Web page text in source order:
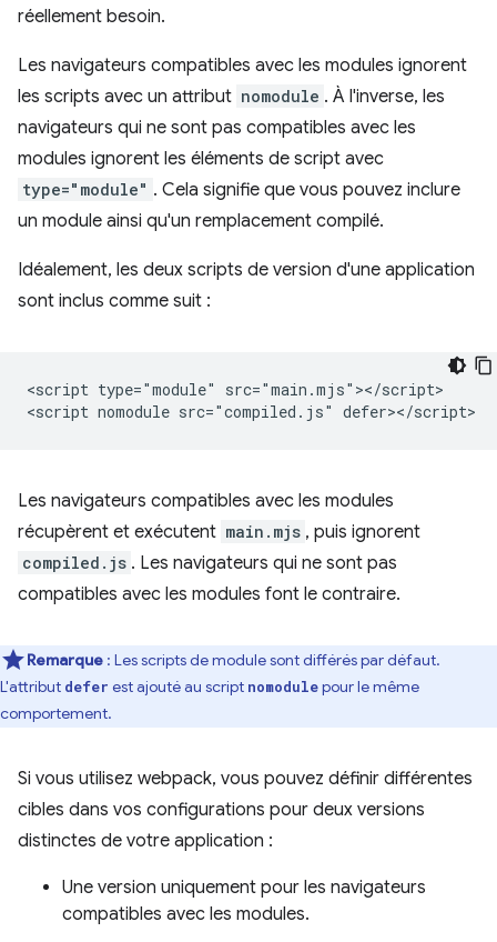
réellement besoin.
Les navigateurs compatibles avec les modules ignorent
les scripts avec un attribut nomodule . À l'inverse, les
navigateurs qui ne sont pas compatibles avec les
modules ignorent les éléments de script avec
type="module" . Cela signifie que vous pouvez inclure
un module ainsi qu'un remplacement compilé.
Idéalement, les deux scripts de version d'une application
sont inclus comme suit :
<script type="module" src="main.mjs"></script>
Les navigateurs compatibles avec les modules
récupèrent et exécutent main.mjs , puis ignorent
compiled.js . Les navigateurs qui ne sont pas
compatibles avec les modules font le contraire.
Remarque : Les scripts de module sont différés par défaut.
L'attribut defer est ajouté au script nomodulepour le même
comportement.
Si vous utilisez webpack, vous pouvez définir différentes
cibles dans vos configurations pour deux versions
distinctes de votre application :
Une version uniquement pour les navigateurs
compatibles avec les modules.